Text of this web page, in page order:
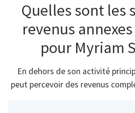
Quelles sont les
revenus
pour Myriam
En dehors de son activité
peut percevoir des revenus